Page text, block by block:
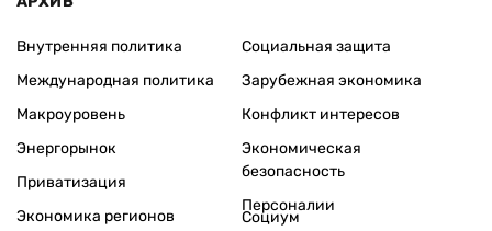
Внутренняя политика
Международная политика
Макроуровень
Энергорынок
Приватизация
Экономика регионов
Социальная защита
Зарубежная экономика
Конфликт интересов
Экономическая
безопасность
Персоналии
Социум